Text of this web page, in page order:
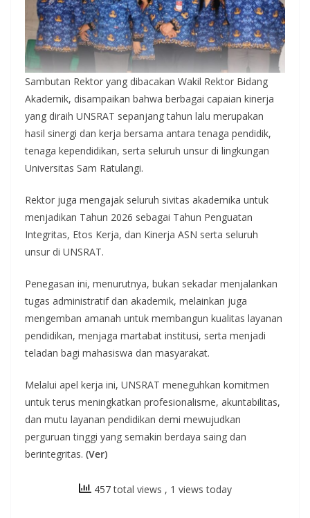
Sambutan Rektor yang dibacakan Wakil Rektor Bidang
Akademik, disampaikan bahwa berbagai capaian kinerja
yang diraih UNSRAT sepanjang tahun lalu merupakan
hasil sinergi dan kerja bersama antara tenaga pendidik,
tenaga kependidikan, serta seluruh unsur di lingkungan
Universitas Sam Ratulangi.
Rektor juga mengajak seluruh sivitas akademika untuk
menjadikan Tahun 2026 sebagai Tahun Penguatan
Integritas, Etos Kerja, dan Kinerja ASN serta seluruh
unsur di UNSRAT.
Penegasan ini, menurutnya, bukan sekadar menjalankan
tugas administratif dan akademik, melainkan juga
mengemban amanah untuk membangun kualitas layanan
pendidikan, menjaga martabat institusi, serta menjadi
teladan bagi mahasiswa dan masyarakat.
Melalui apel kerja ini, UNSRAT meneguhkan komitmen
untuk terus meningkatkan profesionalisme, akuntabilitas,
dan mutu layanan pendidikan demi mewujudkan
perguruan tinggi yang semakin berdaya saing dan
berintegritas. (Ver)
457 total views , 1 views today